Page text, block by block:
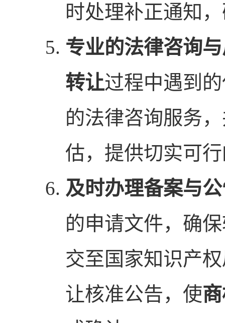
时处理补正通知
专业的法律咨询
转让过程中遇到
的法律咨询服务
估，提供切实可
及时办理备案与
的申请文件，确
交至国家知识产
让核准公告，使